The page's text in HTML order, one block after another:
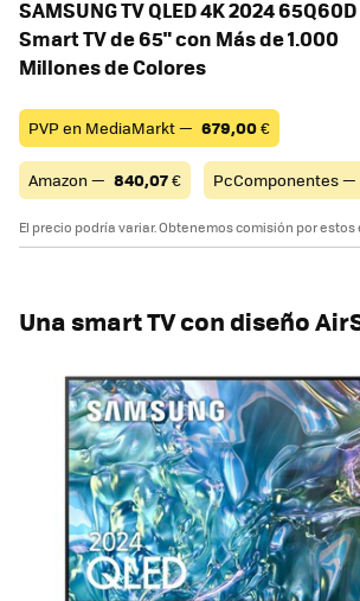
SAMSUNG TV QLED 4K 2024 65Q60D
Smart TV de 65" con Más de 1.000
Millones de Colores
PVP en MediaMarkt — 679,00€
Amazon — 840,07€ PcComponentes —
El precio podría variar. Obtenemos comisión por
Una smart TV con diseño